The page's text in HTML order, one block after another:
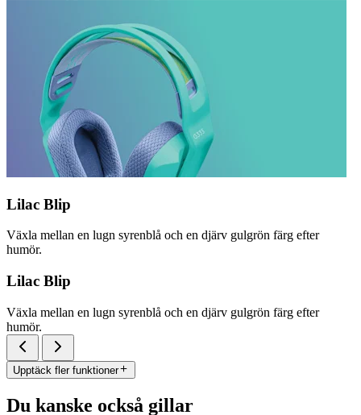
Lilac Blip
Växla mellan en lugn syrenblå och en djärv gulgrön färg efter
humör.
Lilac Blip
Växla mellan en lugn syrenblå och en djärv gulgrön färg efter
humör.
Upptäck fler funktioner
Du kanske också gillar